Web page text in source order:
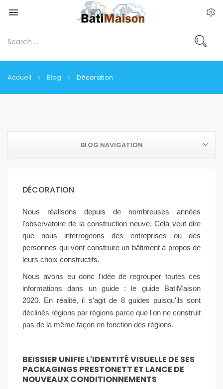

Accueil Blog Décoration
BLOG NAVIGATION
DÉCORATION
Nous réalisons depuis de nombreuses années
l'observatoire de la construction neuve. Cela veut dire
que nous interrogeons des entreprises ou des
personnes qui vont construire un bâtiment à propos de
leurs choix constructifs.
Nous avons eu donc l'idée de regrouper toutes ces
informations dans un guide :
le guide BatiMaison
2020. En réalité, il s'agit de 8 guides puisqu'ils sont
déclinés régions par régions parce que l'on ne construit
pas de la même façon en fonction des régions.
BEISSIER UNIFIE L'IDENTITÉ VISUELLE DE SES
PACKAGINGS PRESTONETT ET LANCE DE
NOUVEAUX CONDITIONNEMENTS